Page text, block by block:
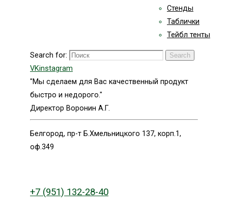
Стенды
Таблички
Тейбл тенты
Search for: Search
VKinstagram
"Мы сделаем для Вас качественный продукт
быстро и недорого."
Директор Воронин А.Г.
Белгород, пр-т Б.Хмельницкого 137, корп.1,
оф.349
+7 (951) 132-28-40